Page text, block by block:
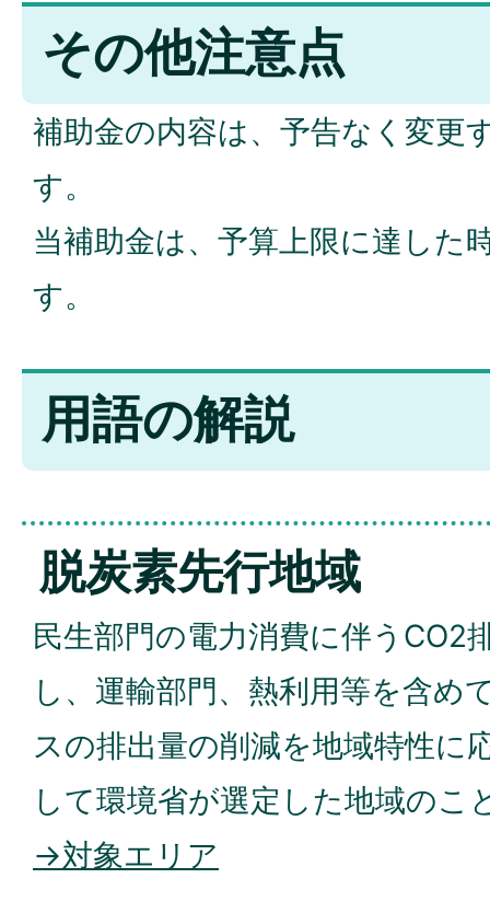
その他注意点
補助金の内容は、予告なく変更
す。
当補助金は、予算上限に達した
す。
用語の解説
脱炭素先行地域
民生部門の電力消費に伴うCO2
し、運輸部門、熱利用等を含め
スの排出量の削減を地域特性に
して環境省が選定した地域のこ
→対象エリア